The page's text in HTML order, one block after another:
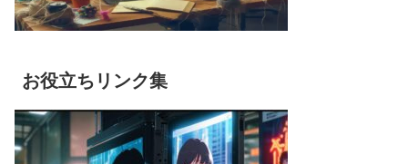
お役立ちリンク集